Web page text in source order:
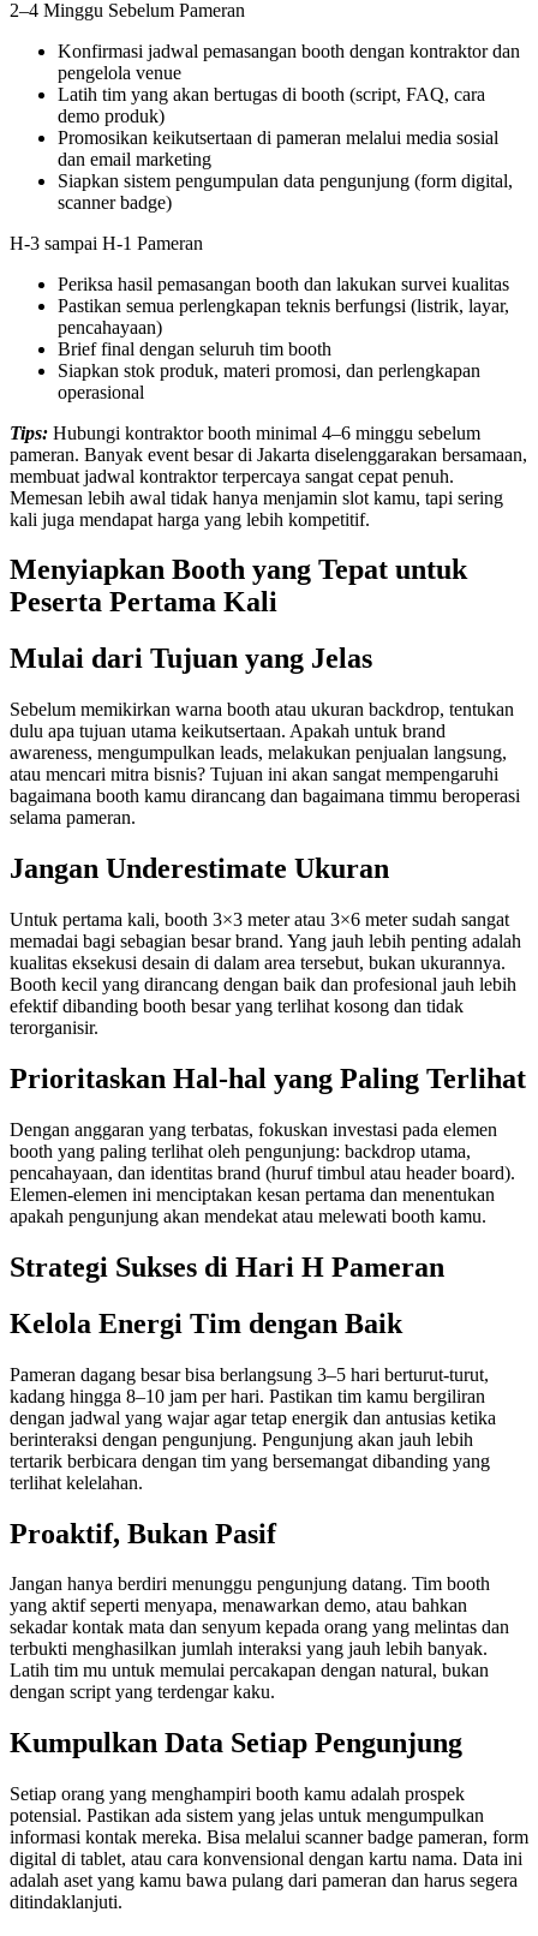
2–4 Minggu Sebelum Pameran
Konfirmasi jadwal pemasangan booth dengan kontraktor dan
pengelola venue
Latih tim yang akan bertugas di booth (script, FAQ, cara
demo produk)
Promosikan keikutsertaan di pameran melalui media sosial
dan email marketing
Siapkan sistem pengumpulan data pengunjung (form digital,
scanner badge)
H-3 sampai H-1 Pameran
Periksa hasil pemasangan booth dan lakukan survei kualitas
Pastikan semua perlengkapan teknis berfungsi (listrik, layar,
pencahayaan)
Brief final dengan seluruh tim booth
Siapkan stok produk, materi promosi, dan perlengkapan
operasional
Tips: Hubungi kontraktor booth minimal 4–6 minggu sebelum
pameran. Banyak event besar di Jakarta diselenggarakan bersamaan,
membuat jadwal kontraktor terpercaya sangat cepat penuh.
Memesan lebih awal tidak hanya menjamin slot kamu, tapi sering
kali juga mendapat harga yang lebih kompetitif.
Menyiapkan Booth yang Tepat untuk
Peserta Pertama Kali
Mulai dari Tujuan yang Jelas
Sebelum memikirkan warna booth atau ukuran backdrop, tentukan
dulu apa tujuan utama keikutsertaan. Apakah untuk brand
awareness, mengumpulkan leads, melakukan penjualan langsung,
atau mencari mitra bisnis? Tujuan ini akan sangat mempengaruhi
bagaimana booth kamu dirancang dan bagaimana timmu beroperasi
selama pameran.
Jangan Underestimate Ukuran
Untuk pertama kali, booth 3×3 meter atau 3×6 meter sudah sangat
memadai bagi sebagian besar brand. Yang jauh lebih penting adalah
kualitas eksekusi desain di dalam area tersebut, bukan ukurannya.
Booth kecil yang dirancang dengan baik dan profesional jauh lebih
efektif dibanding booth besar yang terlihat kosong dan tidak
terorganisir.
Prioritaskan Hal-hal yang Paling Terlihat
Dengan anggaran yang terbatas, fokuskan investasi pada elemen
booth yang paling terlihat oleh pengunjung: backdrop utama,
pencahayaan, dan identitas brand (huruf timbul atau header board).
Elemen-elemen ini menciptakan kesan pertama dan menentukan
apakah pengunjung akan mendekat atau melewati booth kamu.
Strategi Sukses di Hari H Pameran
Kelola Energi Tim dengan Baik
Pameran dagang besar bisa berlangsung 3–5 hari berturut-turut,
kadang hingga 8–10 jam per hari. Pastikan tim kamu bergiliran
dengan jadwal yang wajar agar tetap energik dan antusias ketika
berinteraksi dengan pengunjung. Pengunjung akan jauh lebih
tertarik berbicara dengan tim yang bersemangat dibanding yang
terlihat kelelahan.
Proaktif, Bukan Pasif
Jangan hanya berdiri menunggu pengunjung datang. Tim booth
yang aktif seperti menyapa, menawarkan demo, atau bahkan
sekadar kontak mata dan senyum kepada orang yang melintas dan
terbukti menghasilkan jumlah interaksi yang jauh lebih banyak.
Latih tim mu untuk memulai percakapan dengan natural, bukan
dengan script yang terdengar kaku.
Kumpulkan Data Setiap Pengunjung
Setiap orang yang menghampiri booth kamu adalah prospek
potensial. Pastikan ada sistem yang jelas untuk mengumpulkan
informasi kontak mereka. Bisa melalui scanner badge pameran, form
digital di tablet, atau cara konvensional dengan kartu nama. Data ini
adalah aset yang kamu bawa pulang dari pameran dan harus segera
ditindaklanjuti.